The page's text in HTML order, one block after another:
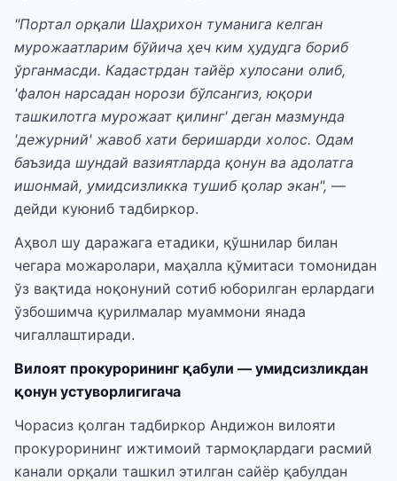
"Портал орқали Шаҳрихон туманига келган
мурожаатларим бўйича ҳеч ким ҳудудга бориб
ўрганмасди. Кадастрдан тайёр хулосани олиб,
'фалон нарсадан норози бўлсангиз, юқори
ташкилотга мурожаат қилинг' деган мазмунда
'дежурний' жавоб хати беришарди холос. Одам
баъзида шундай вазиятларда қонун ва адолатга
ишонмай, умидсизликка тушиб қолар экан", —
дейди куюниб тадбиркор.
Aҳвол шу даражага етадики, қўшнилар билан
чегара можаролари, маҳалла қўмитаси томонидан
ўз вақтида ноқонуний сотиб юборилган ерлардаги
ўзбошимча қурилмалар муаммони янада
чигаллаштиради.
Вилоят прокурорининг қабули — умидсизликдан
қонун устуворлигигача
Чорасиз қолган тадбиркор Андижон вилояти
прокурорининг ижтимоий тармоқлардаги расмий
канали орқали ташкил этилган сайёр қабулдан